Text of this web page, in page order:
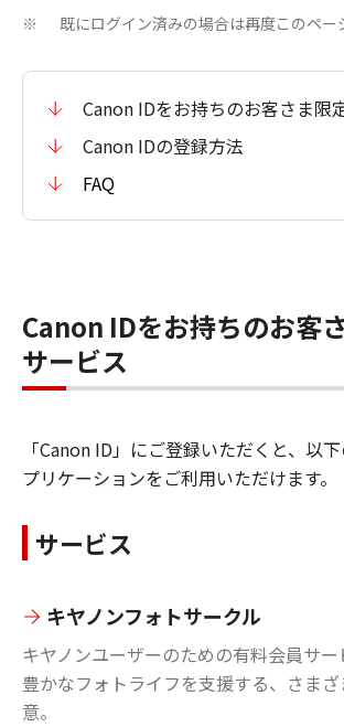
※ 既にログイン済みの場合は再度このペー
Canon IDをお持ちのお客さま限
Canon IDの登録方法
FAQ
Canon IDをお持ちのお客
サービス
「Canon ID」にご登録いただくと、以
プリケーションをご利用いただけます。
サービス
キヤノンフォトサークル
キヤノンユーザーのための有料会員サー
豊かなフォトライフを支援する、さま
意。